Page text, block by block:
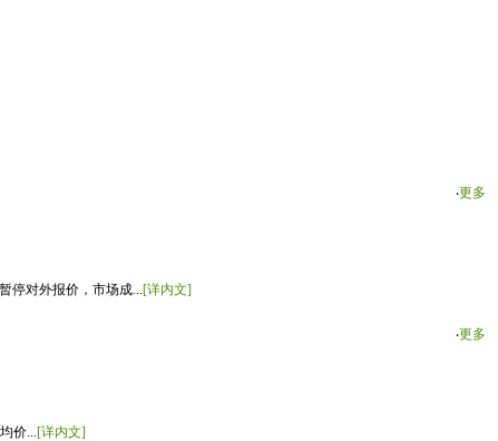
‧更多
停对外报价，市场成...[详内文]
‧更多
价... [详内文]